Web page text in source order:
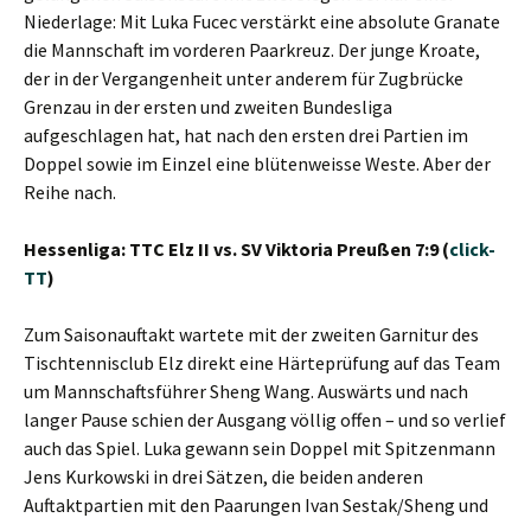
Niederlage: Mit Luka Fucec verstärkt eine absolute Granate
die Mannschaft im vorderen Paarkreuz. Der junge Kroate,
der in der Vergangenheit unter anderem für Zugbrücke
Grenzau in der ersten und zweiten Bundesliga
aufgeschlagen hat, hat nach den ersten drei Partien im
Doppel sowie im Einzel eine blütenweisse Weste. Aber der
Reihe nach.
Hessenliga: TTC Elz II vs. SV Viktoria Preußen 7:9 (click-
TT)
Zum Saisonauftakt wartete mit der zweiten Garnitur des
Tischtennisclub Elz direkt eine Härteprüfung auf das Team
um Mannschaftsführer Sheng Wang. Auswärts und nach
langer Pause schien der Ausgang völlig offen – und so verlief
auch das Spiel. Luka gewann sein Doppel mit Spitzenmann
Jens Kurkowski in drei Sätzen, die beiden anderen
Auftaktpartien mit den Paarungen Ivan Sestak/Sheng und